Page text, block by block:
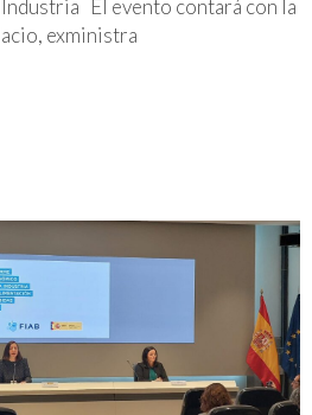
El evento contará con la
exministra